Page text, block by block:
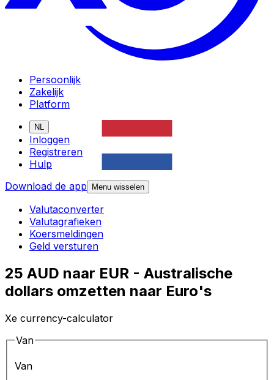
Persoonlijk
Zakelijk
Platform
NL
Inloggen
Registreren
Hulp
Download de app
Menu wisselen
Valutaconverter
Valutagrafieken
Koersmeldingen
Geld versturen
25 AUD naar EUR - Australische
dollars omzetten naar Euro's
Xe currency-calculator
Van
Van